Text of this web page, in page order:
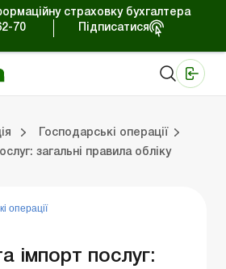
страховку бухгалтера
70
Підписатися
Господарські операції
загальні правила обліку
операції
імпорт послуг: